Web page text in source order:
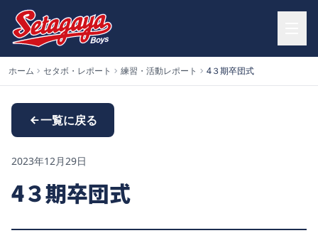
ホーム セタボ・レポート 練習・活動レポート 4３期卒団式
一覧に戻る
2023年12月29日
4３期卒団式